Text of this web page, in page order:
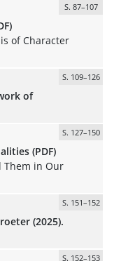
S. 87–107
of Character
S. 109–126
of
S. 127–150
(PDF)
Them in Our
S. 151–152
(2025).
S. 152–153